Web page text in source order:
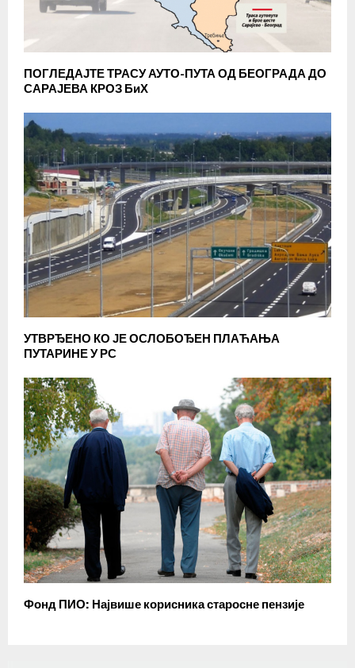
ПОГЛЕДАЈТЕ ТРАСУ АУТО-ПУТА ОД БЕОГРАДА ДО
САРАЈЕВА КРОЗ БиХ
УТВРЂЕНО КО ЈЕ ОСЛОБОЂЕН ПЛАЋАЊА
ПУТАРИНЕ У РС
Фонд ПИО: Највише корисника старосне пензије